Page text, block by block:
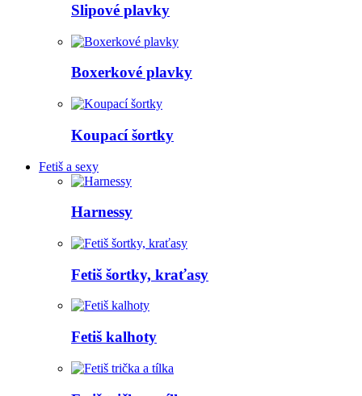
Slipové plavky
Boxerkové plavky
Koupací šortky
Fetiš a sexy
Harnessy
Fetiš šortky, kraťasy
Fetiš kalhoty